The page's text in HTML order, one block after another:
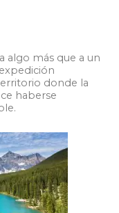
algo más que a un
donde la
haberse